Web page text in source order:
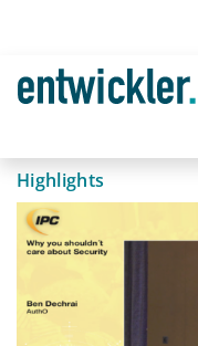
Highlights